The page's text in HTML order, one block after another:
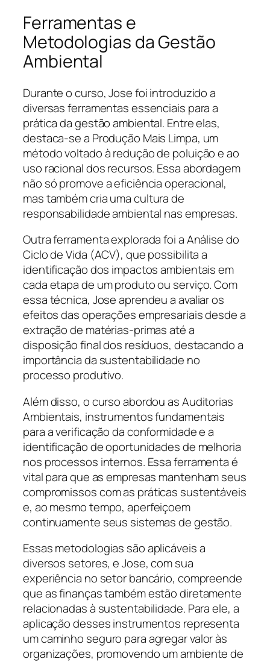
Ferramentas e
Metodologias da Gestão
Ambiental
Durante o curso, Jose foi introduzido a
diversas ferramentas essenciais para a
prática da gestão ambiental. Entre elas,
destaca-se a Produção Mais Limpa, um
método voltado à redução de poluição e ao
uso racional dos recursos. Essa abordagem
não só promove a eficiência operacional,
mas também cria uma cultura de
responsabilidade ambiental nas empresas.
Outra ferramenta explorada foi a Análise do
Ciclo de Vida (ACV), que possibilita a
identificação dos impactos ambientais em
cada etapa de um produto ou serviço. Com
essa técnica, Jose aprendeu a avaliar os
efeitos das operações empresariais desde a
extração de matérias-primas até a
disposição final dos resíduos, destacando a
importância da sustentabilidade no
processo produtivo.
Além disso, o curso abordou as Auditorias
Ambientais, instrumentos fundamentais
para a verificação da conformidade e a
identificação de oportunidades de melhoria
nos processos internos. Essa ferramenta é
vital para que as empresas mantenham seus
compromissos com as práticas sustentáveis
e, ao mesmo tempo, aperfeiçoem
continuamente seus sistemas de gestão.
Essas metodologias são aplicáveis a
diversos setores, e Jose, com sua
experiência no setor bancário, compreende
que as finanças também estão diretamente
relacionadas à sustentabilidade. Para ele, a
aplicação desses instrumentos representa
um caminho seguro para agregar valor às
organizações, promovendo um ambiente de